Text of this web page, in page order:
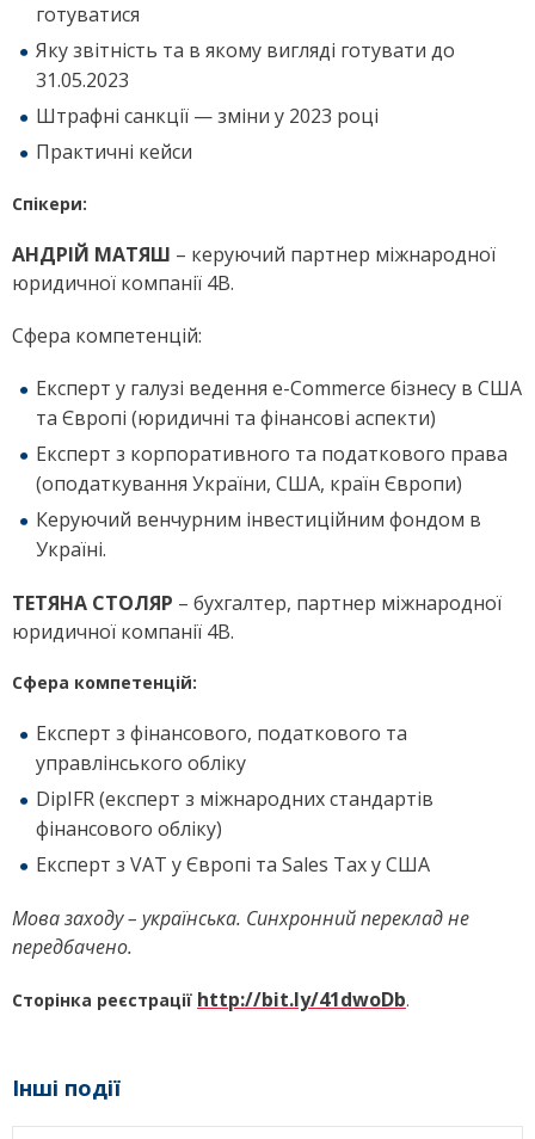
готуватися
Яку звітність та в якому вигляді готувати до
31.05.2023
Штрафні санкції — зміни у 2023 році
Практичні кейси
Спікери:
АНДРІЙ МАТЯШ – керуючий партнер міжнародної
юридичної компанії 4В.
Сфера компетенцій:
Експерт у галузі ведення e-Commerce бізнесу в США
та Європі (юридичні та фінансові аспекти)
Експерт з корпоративного та податкового права
(оподаткування України, США, країн Європи)
Керуючий венчурним інвестиційним фондом в
Україні.
ТЕТЯНА СТОЛЯР – бухгалтер, партнер міжнародної
юридичної компанії 4В.
Сфера компетенцій:
Експерт з фінансового, податкового та
управлінського обліку
DipIFR (експерт з міжнародних стандартів
фінансового обліку)
Експерт з VAT у Європі та Sales Tax у США
Мова заходу – українська. Синхронний переклад не
передбачено.
Сторінка реєстрації http://bit.ly/41dwoDb.
Інші події